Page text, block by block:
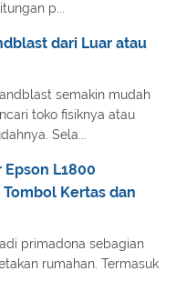
p...
dari Luar atau
semakin mudah
toko fisiknya atau
Sela...
L1800
Kertas dan
primadona sebagian
rumahan. Termasuk